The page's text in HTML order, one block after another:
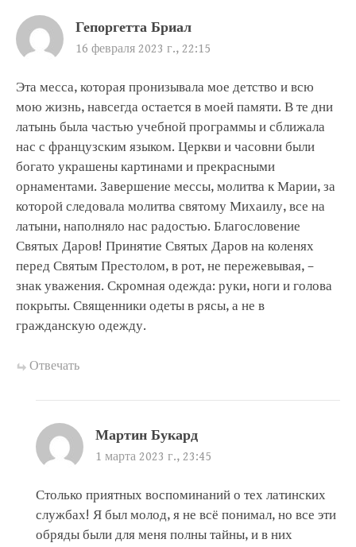
Гепоргетта Бриал
16 февраля 2023 г., 22:15
Эта месса, которая пронизывала мое детство и всю
мою жизнь, навсегда остается в моей памяти. В те дни
латынь была частью учебной программы и сближала
нас с французским языком. Церкви и часовни были
богато украшены картинами и прекрасными
орнаментами. Завершение мессы, молитва к Марии, за
которой следовала молитва святому Михаилу, все на
латыни, наполняло нас радостью. Благословение
Святых Даров! Принятие Святых Даров на коленях
перед Святым Престолом, в рот, не пережевывая, –
знак уважения. Скромная одежда: руки, ноги и голова
покрыты. Священники одеты в рясы, а не в
гражданскую одежду.
Отвечать
Мартин Букард
1 марта 2023 г., 23:45
Столько приятных воспоминаний о тех латинских
службах! Я был молод, я не всё понимал, но все эти
обряды были для меня полны тайны, и в них